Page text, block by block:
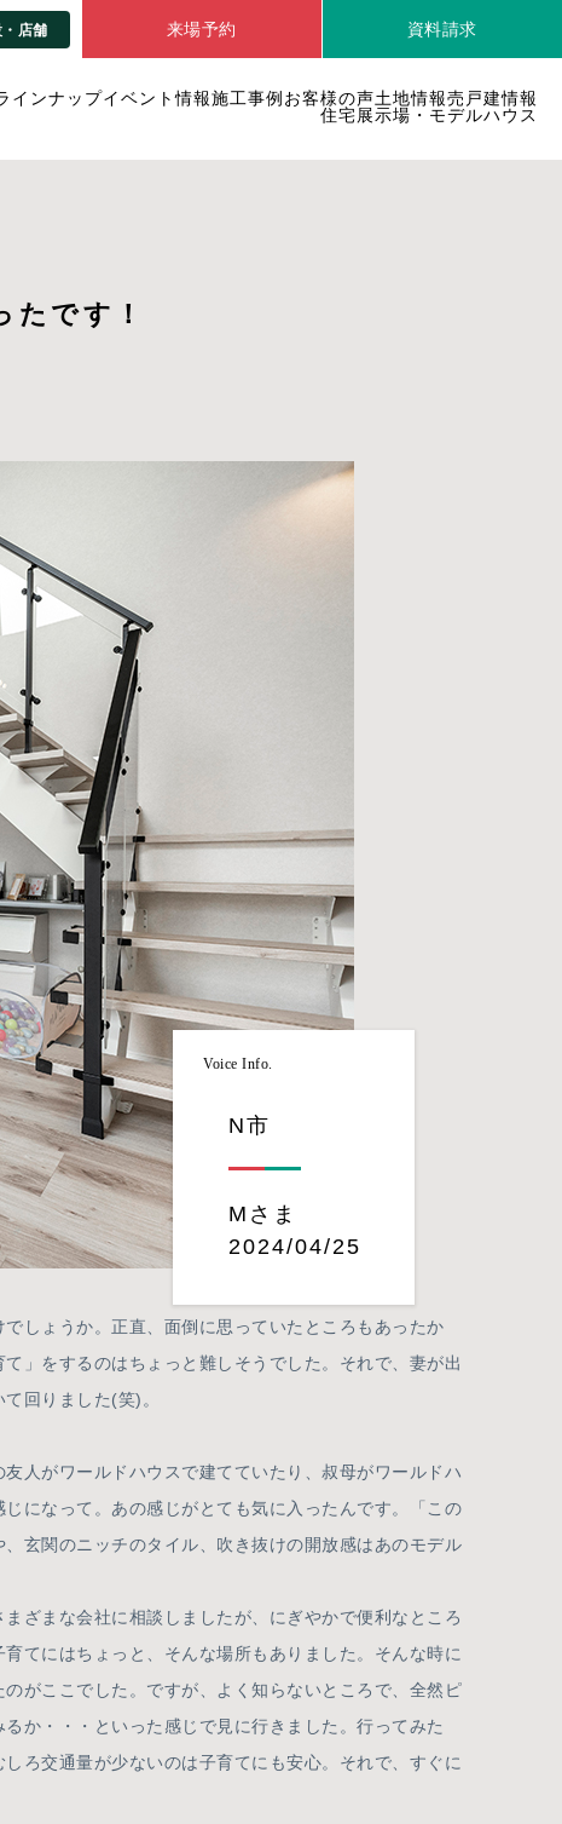
インナップイベント情報施工事例 お客様の声土地情報売戸建情報
住宅展示場・モデルハウス
店舗 来場予約 資料請求
です！
Voice Info.
N市
Mさま
2024/04/25
しょうか。正直、面倒に思っていたところもあったか
」をするのはちょっと難しそうでした。それで、妻が出
回りました(笑)。
人がワールドハウスで建てていたり、叔母がワールドハ
になって。あの感じがとても気に入ったんです。「この
玄関のニッチのタイル、吹き抜けの開放感はあのモデル
ざまな会社に相談しましたが、にぎやかで便利なところ
てにはちょっと、そんな場所もありました。そんな時に
がここでした。ですが、よく知らないところで、全然ピ
か・・・といった感じで見に行きました。行ってみた
ろ交通量が少ないのは子育てにも安心。それで、すぐに